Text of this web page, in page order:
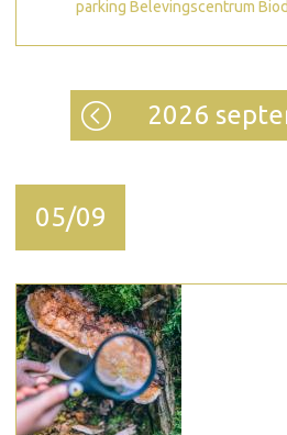
parking Belevingscentrum
2026
05/09